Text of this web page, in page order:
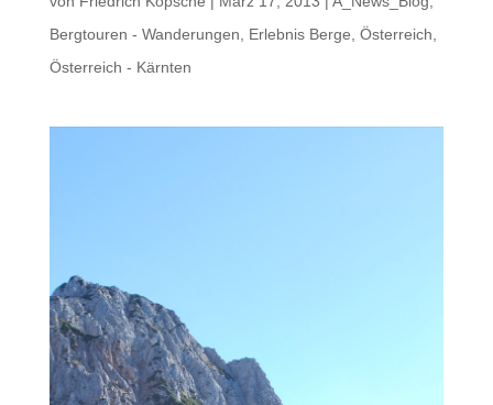
Bergtouren - Wanderungen
Erlebnis Berge Österreich
Österreich - Kärnten